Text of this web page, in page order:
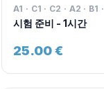
A1 · C1 · C2 · A2 · B1
시험 준비 - 1시간
25.00€